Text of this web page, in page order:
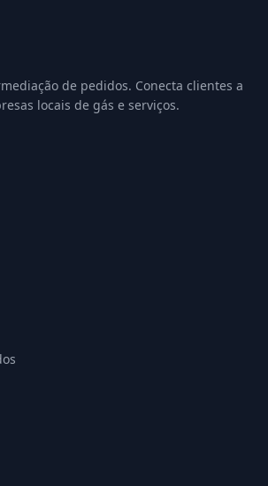
de pedidos. Conecta clientes a
locais de gás e serviços.